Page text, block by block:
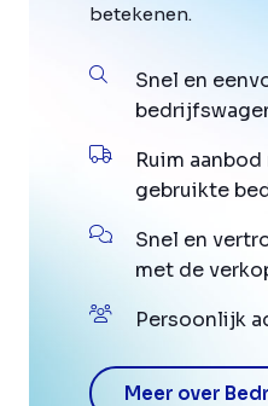
betekenen.
Snel en
Ruim
gebruikte
Snel en
met de
Persoonlijk
Meer over